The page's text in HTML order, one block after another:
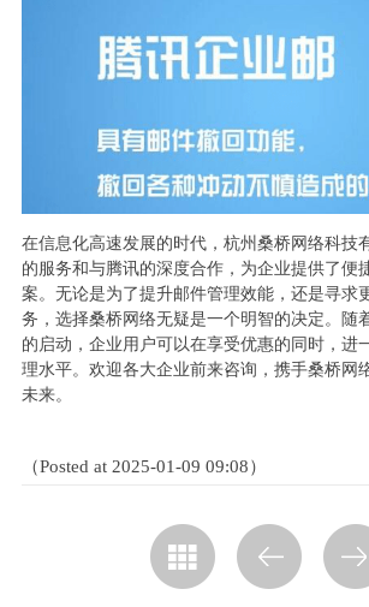
在信息化高速发展的时代，杭州桑桥网络科技
的服务和与腾讯的深度合作，为企业提供了便
案。无论是为了提升邮件管理效能，还是寻求
务，选择桑桥网络无疑是一个明智的决定。随
的启动，企业用户可以在享受优惠的同时，进
理水平。欢迎各大企业前来咨询，携手桑桥网
未来。
（Posted at 2025-01-09 09:08）